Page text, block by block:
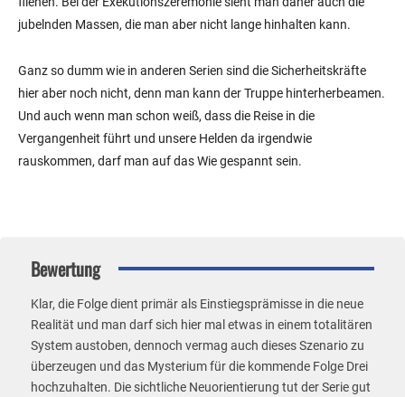
jubelnden Massen, die man aber nicht lange hinhalten kann.
Ganz so dumm wie in anderen Serien sind die Sicherheitskräfte
hier aber noch nicht, denn man kann der Truppe hinterherbeamen.
Und auch wenn man schon weiß, dass die Reise in die
Vergangenheit führt und unsere Helden da irgendwie
rauskommen, darf man auf das Wie gespannt sein.
Bewertung
Klar, die Folge dient primär als Einstiegsprämisse in die neue
Realität und man darf sich hier mal etwas in einem totalitären
System austoben, dennoch vermag auch dieses Szenario zu
überzeugen und das Mysterium für die kommende Folge Drei
hochzuhalten. Die sichtliche Neuorientierung tut der Serie gut